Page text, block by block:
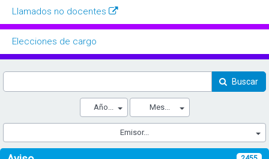
Llamados no docentes
Elecciones de cargo
Buscar
Año... Mes...
Emisor...